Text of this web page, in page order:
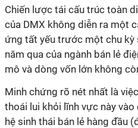
Chiến lược tái cấu trúc toàn
của DMX không diễn ra một
ứng tất yếu trước một chu
năm qua của ngành bán lẻ
mô và dòng vốn lớn không
Minh chứng rõ nét nhất là
thoái lui khỏi lĩnh vực này
hệ sinh thái bán lẻ hàng đầu